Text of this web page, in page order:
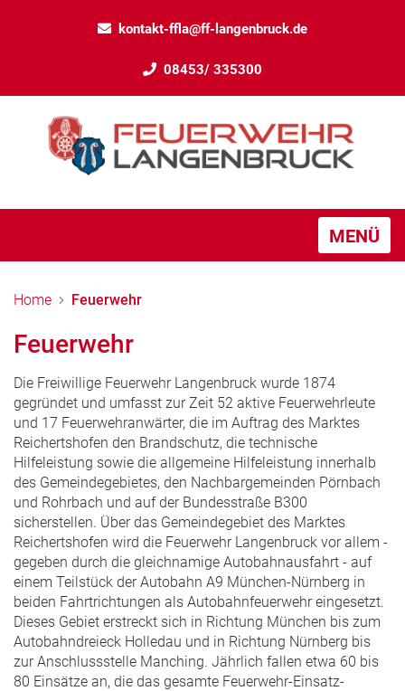
kontakt-ffla@ff-langenbruck.de
08453/ 335300
MENÜ
Home Feuerwehr
Feuerwehr
Die Freiwillige Feuerwehr Langenbruck wurde 1874
gegründet und umfasst zur Zeit 52 aktive Feuerwehrleute
und 17 Feuerwehranwärter, die im Auftrag des Marktes
Reichertshofen den Brandschutz, die technische
Hilfeleistung sowie die allgemeine Hilfeleistung innerhalb
des Gemeindegebietes, den Nachbargemeinden Pörnbach
und Rohrbach und auf der Bundesstraße B300
sicherstellen. Über das Gemeindegebiet des Marktes
Reichertshofen wird die Feuerwehr Langenbruck vor allem -
gegeben durch die gleichnamige Autobahnausfahrt - auf
einem Teilstück der Autobahn A9 München-Nürnberg in
beiden Fahrtrichtungen als Autobahnfeuerwehr eingesetzt.
Dieses Gebiet erstreckt sich in Richtung München bis zum
Autobahndreieck Holledau und in Richtung Nürnberg bis
zur Anschlussstelle Manching. Jährlich fallen etwa 60 bis
80 Einsätze an, die das gesamte Feuerwehr-Einsatz-